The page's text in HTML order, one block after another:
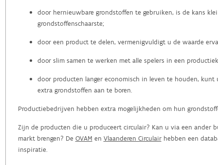
door hernieuwbare grondstoffen te gebruiken, is de kans
grondstoffenschaarste;
door een product te delen, vermenigvuldigt u de waarde
door slim samen te werken met alle spelers in een
door producten langer economisch in leven te houden,
extra grondstoffen aan te boren.
Productiebedrijven hebben extra mogelijkheden om hun
Zijn de producten die u produceert circulair? Kan u via een ander
markt brengen? De OVAM en Vlaanderen Circulairhebben een
inspiratie.